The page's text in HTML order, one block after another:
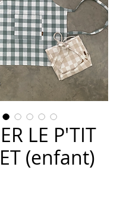
LE P'TIT
(enfant)